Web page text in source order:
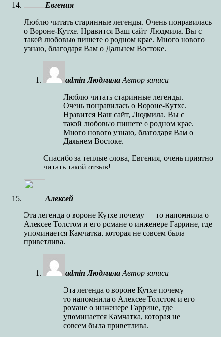
Евгения
Люблю читать старинные легенды. Очень понравилась
о Вороне-Кутхе. Нравится Ваш сайт, Людмила. Вы с
такой любовью пишете о родном крае. Много нового
узнаю, благодаря Вам о Дальнем Востоке.
admin Людмила Автор записи
Люблю читать старинные легенды.
Очень понравилась о Вороне-Кутхе.
Нравится Ваш сайт, Людмила. Вы с
такой любовью пишете о родном крае.
Много нового узнаю, благодаря Вам о
Дальнем Востоке.
Спасибо за теплые слова, Евгения, очень приятно
читать такой отзыв!
Алексей
Эта легенда о вороне Кутхе почему — то напомнила о
Алексее Толстом и его романе о инженере Гаррине, где
упоминается Камчатка, которая не совсем была
приветлива.
admin Людмила Автор записи
Эта легенда о вороне Кутхе почему –
то напомнила о Алексее Толстом и его
романе о инженере Гаррине, где
упоминается Камчатка, которая не
совсем была приветлива.